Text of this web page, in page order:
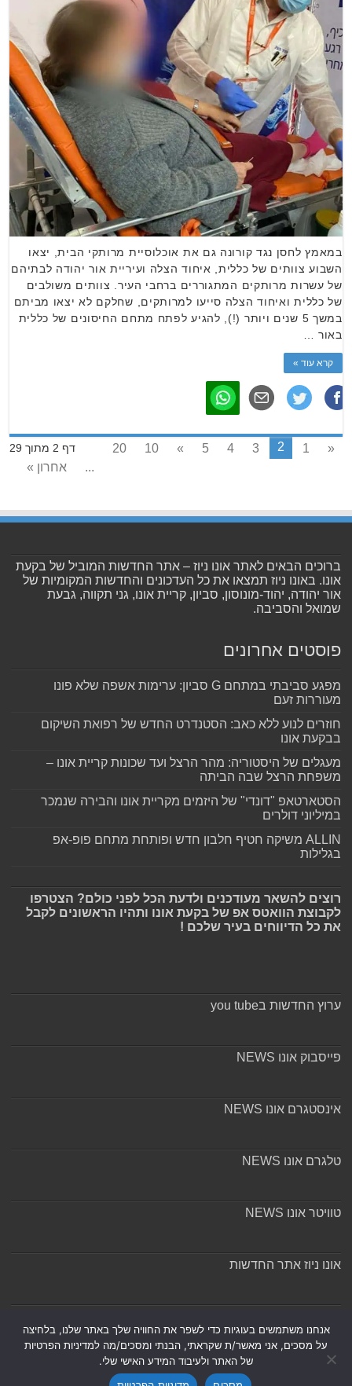
במאמץ לחסן נגד קורונה גם את אוכלוסיית מרותקי הבית, יצאו
השבוע צוותים של כללית, איחוד הצלה ועיריית אור יהודה לבתיהם
של עשרות מרותקים המתגוררים ברחבי העיר. צוותים משולבים
של כללית ואיחוד הצלה סייעו למרותקים, שחלקם לא יצאו מביתם
במשך 5 שנים ויותר (!), להגיע לפתח מתחם החיסונים של כללית
באור …
קרא עוד »
דף 2 מתוך 29 «
1
2
3
4
5
»
10
20
...
אחרון »
ברוכים הבאים לאתר אונו ניוז – אתר החדשות המוביל של בקעת
אונו. באונו ניוז תמצאו את כל העדכונים והחדשות המקומיות של
אור יהודה, יהוד-מונוסון, סביון, קריית אונו, גני תקווה, גבעת
שמואל והסביבה.
פוסטים אחרונים
מפגע סביבתי במתחם G סביון: ערימות אשפה שלא פונו
מעוררות זעם
חוזרים לנוע ללא כאב: הסטנדרט החדש של רפואת השיקום
בבקעת אונו
מעגלים של היסטוריה: מהר הרצל ועד שכונות קריית אונו –
משפחת הרצל שבה הביתה
הסטארטאפ "דונדי" של היזמים מקריית אונו והבירה שנמכר
במיליוני דולרים
ALLIN משיקה חטיף חלבון חדש ופותחת מתחם פופ-אפ
בגלילות
רוצים להשאר מעודכנים ולדעת הכל לפני כולם? הצטרפו
לקבוצת הוואטס אפ של בקעת אונו ותהיו הראשונים לקבל
את כל הדיווחים בעיר שלכם !
ערוץ החדשות בyou tube
פייסבוק אונו NEWS
אינסטגרם אונו NEWS
טלגרם אונו NEWS
טוויטר אונו NEWS
אונו ניוז אתר החדשות
אנחנו משתמשים בעוגיות כדי לשפר את החוויה שלך באתר שלנו, בלחיצה
על מסכים, אני מאשר/ת שקראתי, הבנתי ומסכים/מה למדיניות הפרטיות
של האתר ולעיבוד המידע האישי שלי.